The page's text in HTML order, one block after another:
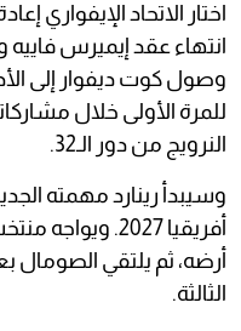
اختار الاتحاد الإيفواري
انتهاء عقد إيميرس فاييه
وصول كوت ديفوار إلى
للمرة الأولى خلال
النرويج من دور الـ32.
وسيبدأ رينارد مهمته
أفريقيا 2027.
أرضه، ثم يلتقي الصومال
الثالثة.